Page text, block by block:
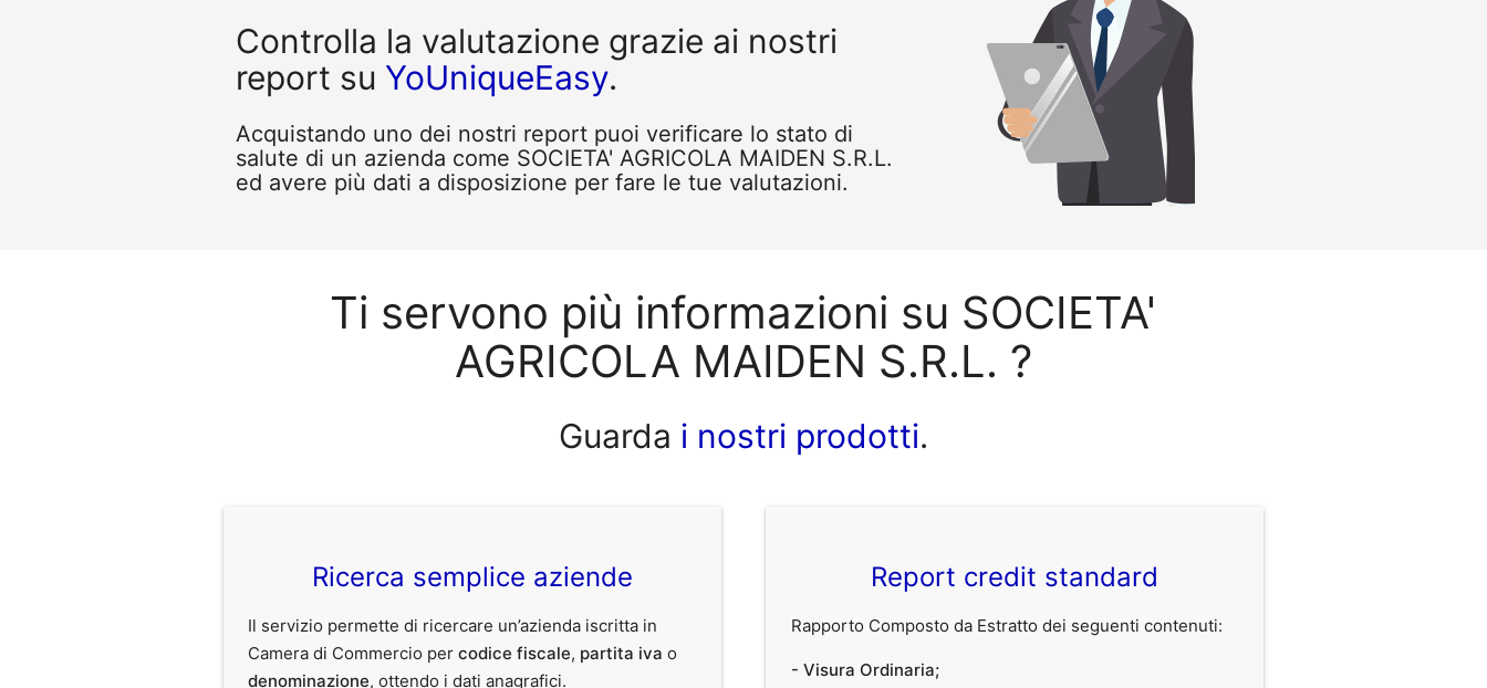
Controlla la valutazione grazie ai nostri
report su YoUniqueEasy.
Acquistando uno dei nostri report puoi verificare lo stato di
salute di un azienda come SOCIETA' AGRICOLA MAIDEN S.R.L.
ed avere più dati a disposizione per fare le tue valutazioni.
Ti servono più informazioni su SOCIETA'
AGRICOLA MAIDEN S.R.L. ?
Guarda i nostri prodotti.
Ricerca semplice aziende
Il servizio permette di ricercare un’azienda iscritta in
Camera di Commercio percodice fiscale, partita iva o
denominazione, ottendo i dati anagrafici.
Report credit standard
Rapporto Composto da Estratto dei seguenti contenuti:
- Visura Ordinaria;